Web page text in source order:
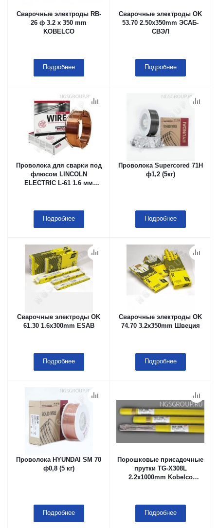
Сварочные электроды RB-
26 ф 3.2 x 350 mm
KOBELCO
Подробнее
Сварочные электроды OK
53.70 2.50x350mm ЭСАБ-
СВЭЛ
Подробнее
Проволока для сварки под
флюсом LINCOLN
ELECTRIC L-61 1.6 мм
летучим ингибитором
коррозии (VCI)
Подробнее
Проволока Supercored 71H
ф1,2 (5кг)
Подробнее
Сварочные электроды OK
61.30 1.6x300mm ESAB
Подробнее
Сварочные электроды OK
74.70 3.2x350mm Швеция
Подробнее
Проволока HYUNDAI SM 70
ф0,8 (5 кг)
Подробнее
Порошковые присадочные
прутки TG-X308L
2.2х1000mm Kobelco
Подробнее